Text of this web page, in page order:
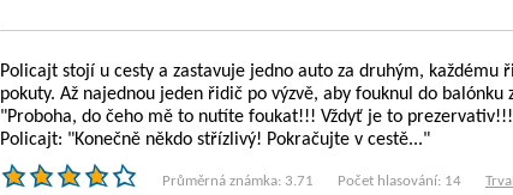
Policajt stojí u cesty a zastavuje jedno auto za druhým,
pokuty. Až najednou jeden řidič po výzvě, aby fouknul do balónku
"Proboha, do čeho mě to nutíte foukat!!! Vždyť je to
Policajt: "Konečně někdo střízlivý! Pokračujte v cestě..."
Průměrná známka: 3.71 Počet hlasování: 14